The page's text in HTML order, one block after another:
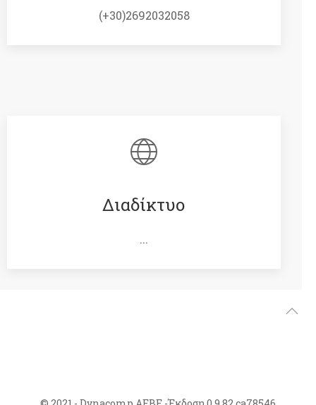
(+30)2692032058
Διαδίκτυο
...